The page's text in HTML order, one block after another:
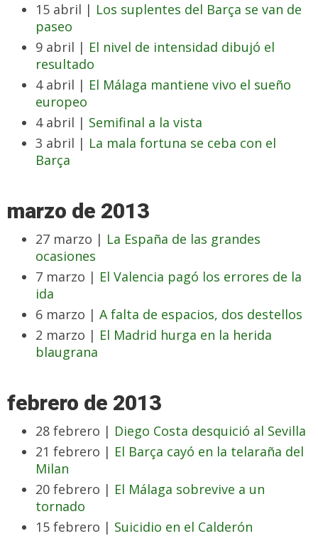
15 abril | Los suplentes del Barça se van de
paseo
9 abril | El nivel de intensidad dibujó el
resultado
4 abril | El Málaga mantiene vivo el sueño
europeo
4 abril | Semifinal a la vista
3 abril | La mala fortuna se ceba con el
Barça
marzo de 2013
27 marzo | La España de las grandes
ocasiones
7 marzo | El Valencia pagó los errores de la
ida
6 marzo | A falta de espacios, dos destellos
2 marzo | El Madrid hurga en la herida
blaugrana
febrero de 2013
28 febrero | Diego Costa desquició al Sevilla
21 febrero | El Barça cayó en la telaraña del
Milan
20 febrero | El Málaga sobrevive a un
tornado
15 febrero | Suicidio en el Calderón